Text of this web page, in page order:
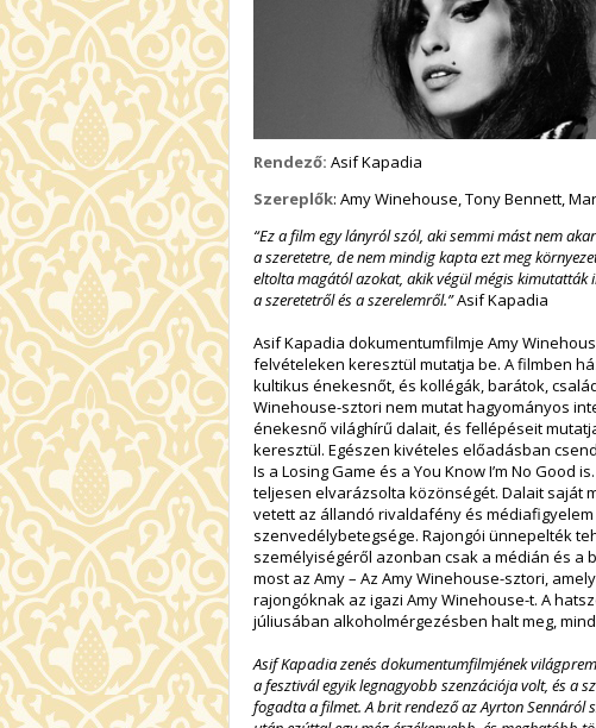
Rendező: Asif Kapadia
Szereplők: Amy Winehouse, Tony Bennett,
“Ez a film egy lányról szól, aki semmi mást nem
a szeretetre, de nem mindig kapta ezt meg
eltolta magától azokat, akik végül mégis kimutatták
a szeretetről és a szerelemről.”Asif Kapadia
Asif Kapadia dokumentumfilmje Amy
felvételeken keresztül mutatja be. A filmben
kultikus énekesnőt, és kollégák, barátok,
Winehouse-sztori nem mutat hagyományos
énekesnő világhírű dalait, és fellépéseit
keresztül. Egészen kivételes előadásban
Is a Losing Game és a You Know I’m No
teljesen elvarázsolta közönségét. Dalait saját
vetett az állandó rivaldafény és
szenvedélybetegsége. Rajongói ünnepelték
személyiségéről azonban csak a médián és
most az Amy – Az Amy Winehouse-sztori,
rajongóknak az igazi Amy Winehouse-t. A
júliusában alkoholmérgezésben halt meg,
Asif Kapadia zenés dokumentumfilmjének
a fesztivál egyik legnagyobb szenzációja volt, és a
fogadta a filmet. A brit rendező az Ayrton